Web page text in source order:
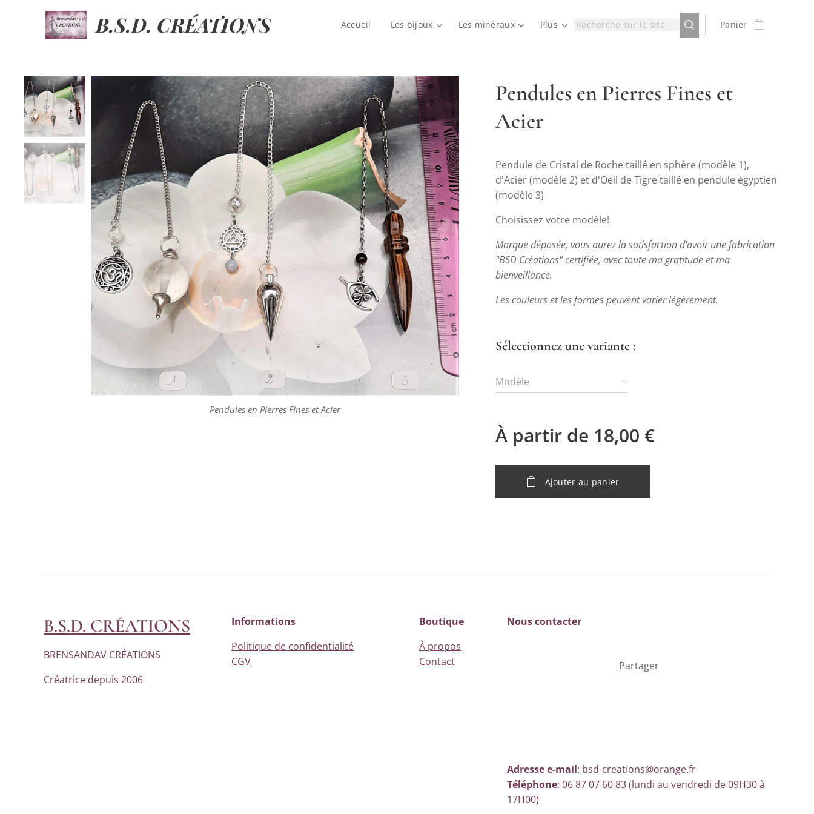
B.S.D. CRÉATIONS Accueil Les bijoux Les minéraux Plus Panier
Pendules en Pierres Fines et
Acier
Pendules en Pierres Fines et Acier
Pendule de Cristal de Roche taillé en sphère (modèle 1),
d'Acier (modèle 2) et d'Oeil de Tigre taillé en pendule égyptien
(modèle 3)
Choisissez votre modèle!
Marque déposée, vous aurez la satisfaction d'avoir une fabrication
"BSD Créations" certifiée, avec toute ma gratitude et ma
bienveillance.
Les couleurs et les formes peuvent varier légèrement.
Sélectionnez une variante :
Modèle
À partir de 18,00 €
Ajouter au panier
B.S.D. CRÉATIONS
BRENSANDAV CRÉATIONS
Créatrice depuis 2006
Informations
Politique de confidentialité
CGV
Boutique
À propos
Contact
Nous contacter
Partager
Adresse e-mail: bsd-creations@orange.fr
Téléphone: 06 87 07 60 83 (lundi au vendredi de 09H30 à
17H00)